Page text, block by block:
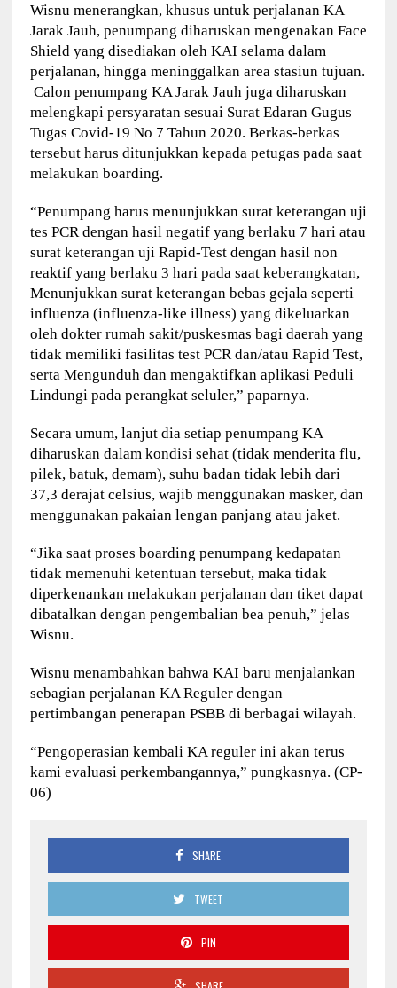
Wisnu menerangkan, khusus untuk perjalanan KA
Jarak Jauh, penumpang diharuskan mengenakan Face
Shield yang disediakan oleh KAI selama dalam
perjalanan, hingga meninggalkan area stasiun tujuan.
Calon penumpang KA Jarak Jauh juga diharuskan
melengkapi persyaratan sesuai Surat Edaran Gugus
Tugas Covid-19 No 7 Tahun 2020. Berkas-berkas
tersebut harus ditunjukkan kepada petugas pada saat
melakukan boarding.
“Penumpang harus menunjukkan surat keterangan uji
tes PCR dengan hasil negatif yang berlaku 7 hari atau
surat keterangan uji Rapid-Test dengan hasil non
reaktif yang berlaku 3 hari pada saat keberangkatan,
Menunjukkan surat keterangan bebas gejala seperti
influenza (influenza-like illness) yang dikeluarkan
oleh dokter rumah sakit/puskesmas bagi daerah yang
tidak memiliki fasilitas test PCR dan/atau Rapid Test,
serta Mengunduh dan mengaktifkan aplikasi Peduli
Lindungi pada perangkat seluler,” paparnya.
Secara umum, lanjut dia setiap penumpang KA
diharuskan dalam kondisi sehat (tidak menderita flu,
pilek, batuk, demam), suhu badan tidak lebih dari
37,3 derajat celsius, wajib menggunakan masker, dan
menggunakan pakaian lengan panjang atau jaket.
“Jika saat proses boarding penumpang kedapatan
tidak memenuhi ketentuan tersebut, maka tidak
diperkenankan melakukan perjalanan dan tiket dapat
dibatalkan dengan pengembalian bea penuh,” jelas
Wisnu.
Wisnu menambahkan bahwa KAI baru menjalankan
sebagian perjalanan KA Reguler dengan
pertimbangan penerapan PSBB di berbagai wilayah.
“Pengoperasian kembali KA reguler ini akan terus
kami evaluasi perkembangannya,” pungkasnya. (CP-
06)
SHARE
TWEET
PIN